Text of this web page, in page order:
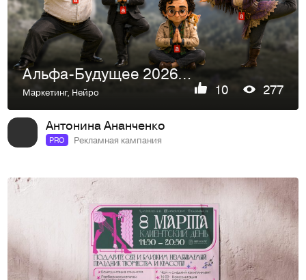
Альфа-Будущее 2026: брендинг команды и PR-стратегия кейс-чемпионата через маскотов
Маркетинг, Нейро 10 277
Антонина Ананченко
PRO Рекламная кампания